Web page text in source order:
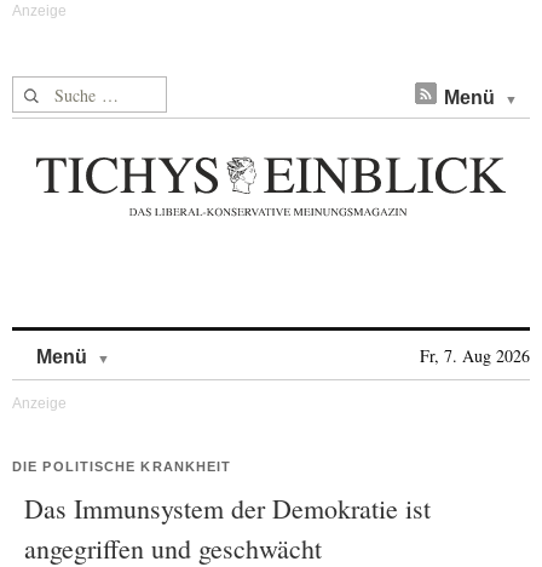
Suche nach: Menü
Menü Fr, 7. Aug 2026
DIE POLITISCHE KRANKHEIT
Das Immunsystem der Demokratie ist
angegriffen und geschwächt